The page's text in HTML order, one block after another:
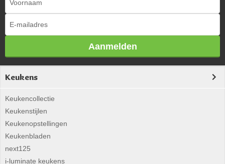
Aanmelden
Keukens
Keukencollectie
Keukenstijlen
Keukenopstellingen
Keukenbladen
next125
i-luminate keukens